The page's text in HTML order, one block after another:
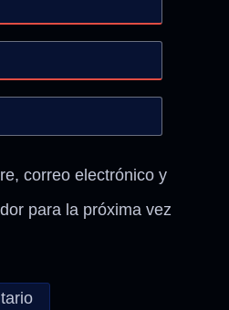
correo electrónico y
para la próxima vez